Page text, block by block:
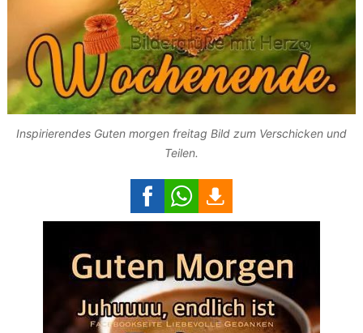
Inspirierendes Guten morgen freitag Bild zum Verschicken und
Teilen.